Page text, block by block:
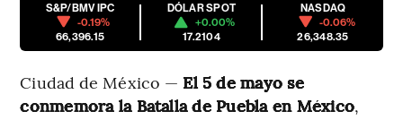
S&P/BMV IPC
-0.19%
66,396.15
DÓLAR SPOT
+0.00%
17.2104
NASDAQ
-0.06%
26,348.35
Ciudad de México — El 5 de mayo se
conmemora la Batalla de Puebla en México,